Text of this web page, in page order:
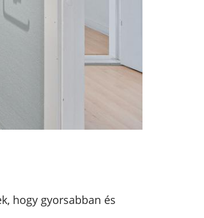
hogy gyorsabban és